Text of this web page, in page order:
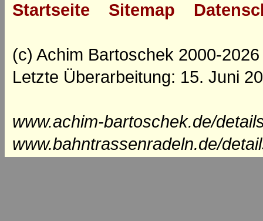
Startseite Sitemap
(c) Achim Bartoschek 2000-2026
Letzte Überarbeitung: 15. Juni
www.achim-bartoschek.de/
www.bahntrassenradeln.de/